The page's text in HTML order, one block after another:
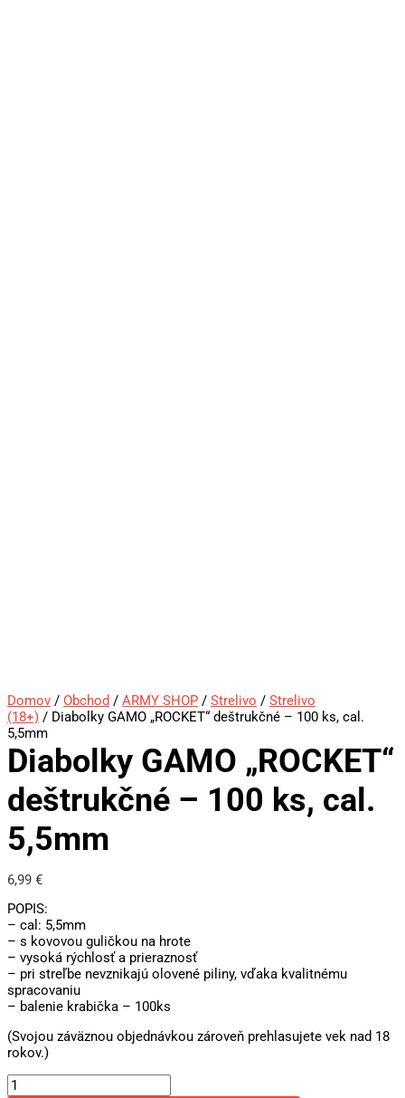
Domov / Obchod / ARMY SHOP / Strelivo / Strelivo
(18+) / Diabolky GAMO „ROCKET“ deštrukčné – 100 ks, cal.
5,5mm
Diabolky GAMO „ROCKET“
deštrukčné – 100 ks, cal.
5,5mm
6,99 €
POPIS:
– cal: 5,5mm
– s kovovou guličkou na hrote
– vysoká rýchlosť a prieraznosť
– pri streľbe nevznikajú olovené piliny, vďaka kvalitnému
spracovaniu
– balenie krabička – 100ks
(Svojou záväznou objednávkou zároveň prehlasujete vek nad 18
rokov.)